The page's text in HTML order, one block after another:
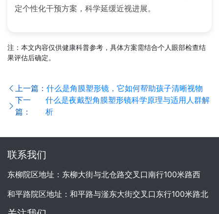
定个性化干预方案，科学延缓近视进展。
注：本文内容仅供健康科普参考，具体方案需结合个人眼部检查结
果评估后确定。
上一篇： 什么是角膜塑形镜，它如何帮助孩子清晰视物
下一
篇：
什么是夜戴型角膜塑形镜科学原理与适用人群解
析
联系我们
东柳院区地址：东柳大街与北仓路交叉口南行100米路西
和平路院区地址：和平路与滏东大街交叉口东行100米路北